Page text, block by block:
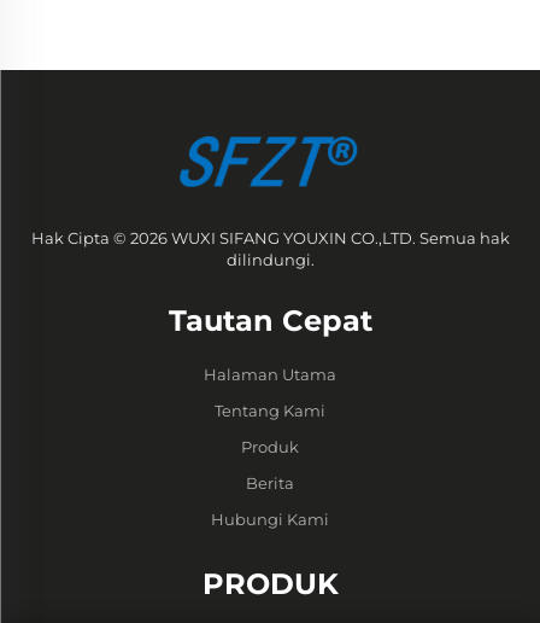
Hak Cipta © 2026 WUXI SIFANG YOUXIN CO.,LTD. Semua hak
dilindungi.
Tautan Cepat
Halaman Utama
Tentang Kami
Produk
Berita
Hubungi Kami
PRODUK